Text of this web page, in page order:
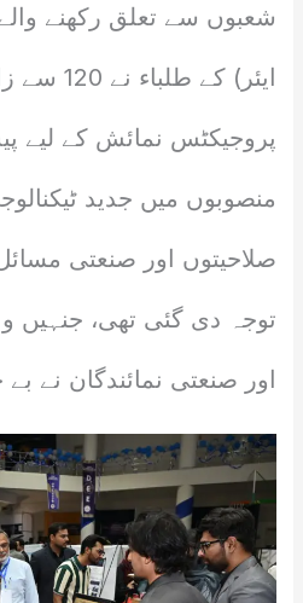
شعبوں سے تعلق رکھنے
ایئر) کے
پروجیکٹس نمائش کے لیے
منصوبوں میں جدید
صلاحیتوں اور صنعتی
توجہ دی گئی تھی، جنہیں
اور صنعتی نمائندگان نے